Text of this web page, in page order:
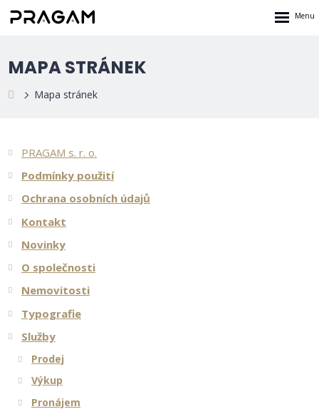
MAPA STRÁNEK
Mapa stránek
PRAGAM s. r. o.
Podmínky použití
Ochrana osobních údajů
Kontakt
Novinky
O společnosti
Nemovitosti
Typografie
Služby
Prodej
Výkup
Pronájem